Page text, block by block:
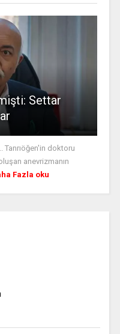
Settar
Tanrıöğen'in doktoru
anevrizmanın
Fazla oku